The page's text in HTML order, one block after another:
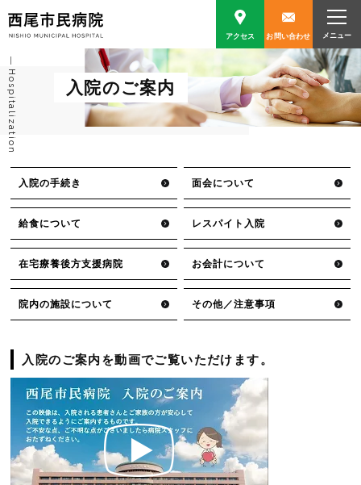
アクセス お問い合わせ
Hospitalization 入院のご案内
入院の手続き 面会について
給食について レスパイト入院
在宅療養後方支援病院 お会計について
院内の施設について その他／注意事項
入院のご案内を動画でご覧いただけます。